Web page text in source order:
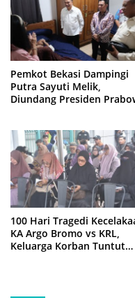
Pemkot Bekasi Dampingi
Putra Sayuti Melik,
Diundang Presiden
100 Hari Tragedi
KA Argo Bromo vs KRL,
Keluarga Korban Tuntut